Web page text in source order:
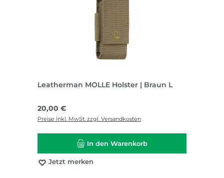
Leatherman MOLLE Holster | Braun L
Regulärer Preis:
20,00 €
Preise inkl. MwSt. zzgl. Versandkosten
In den Warenkorb
Jetzt merken